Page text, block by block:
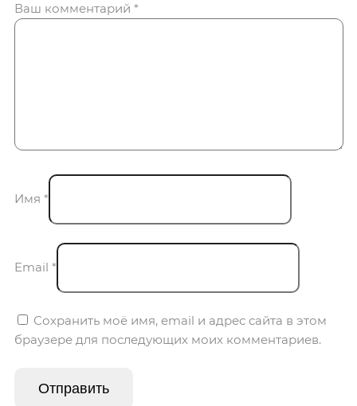
Ваш комментарий *
Имя *
Email *
Сохранить моё имя, email и адрес сайта в этом
браузере для последующих моих комментариев.